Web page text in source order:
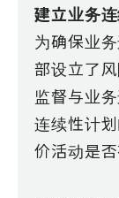
建立业务
为确保业
部设立了
监督与业
连续性计
价活动是